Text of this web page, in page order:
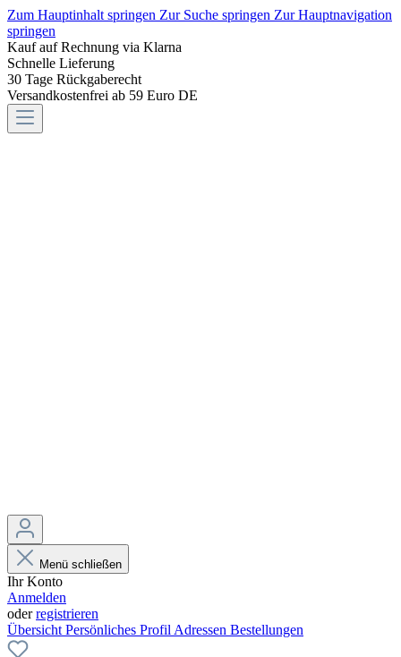
Zum Hauptinhalt springen Zur Suche springen Zur Hauptnavigation
springen
Kauf auf Rechnung via Klarna
Schnelle Lieferung
30 Tage Rückgaberecht
Versandkostenfrei ab 59 Euro DE
Menü schließen
Ihr Konto
Anmelden
oderregistrieren
Übersicht Persönliches Profil Adressen Bestellungen